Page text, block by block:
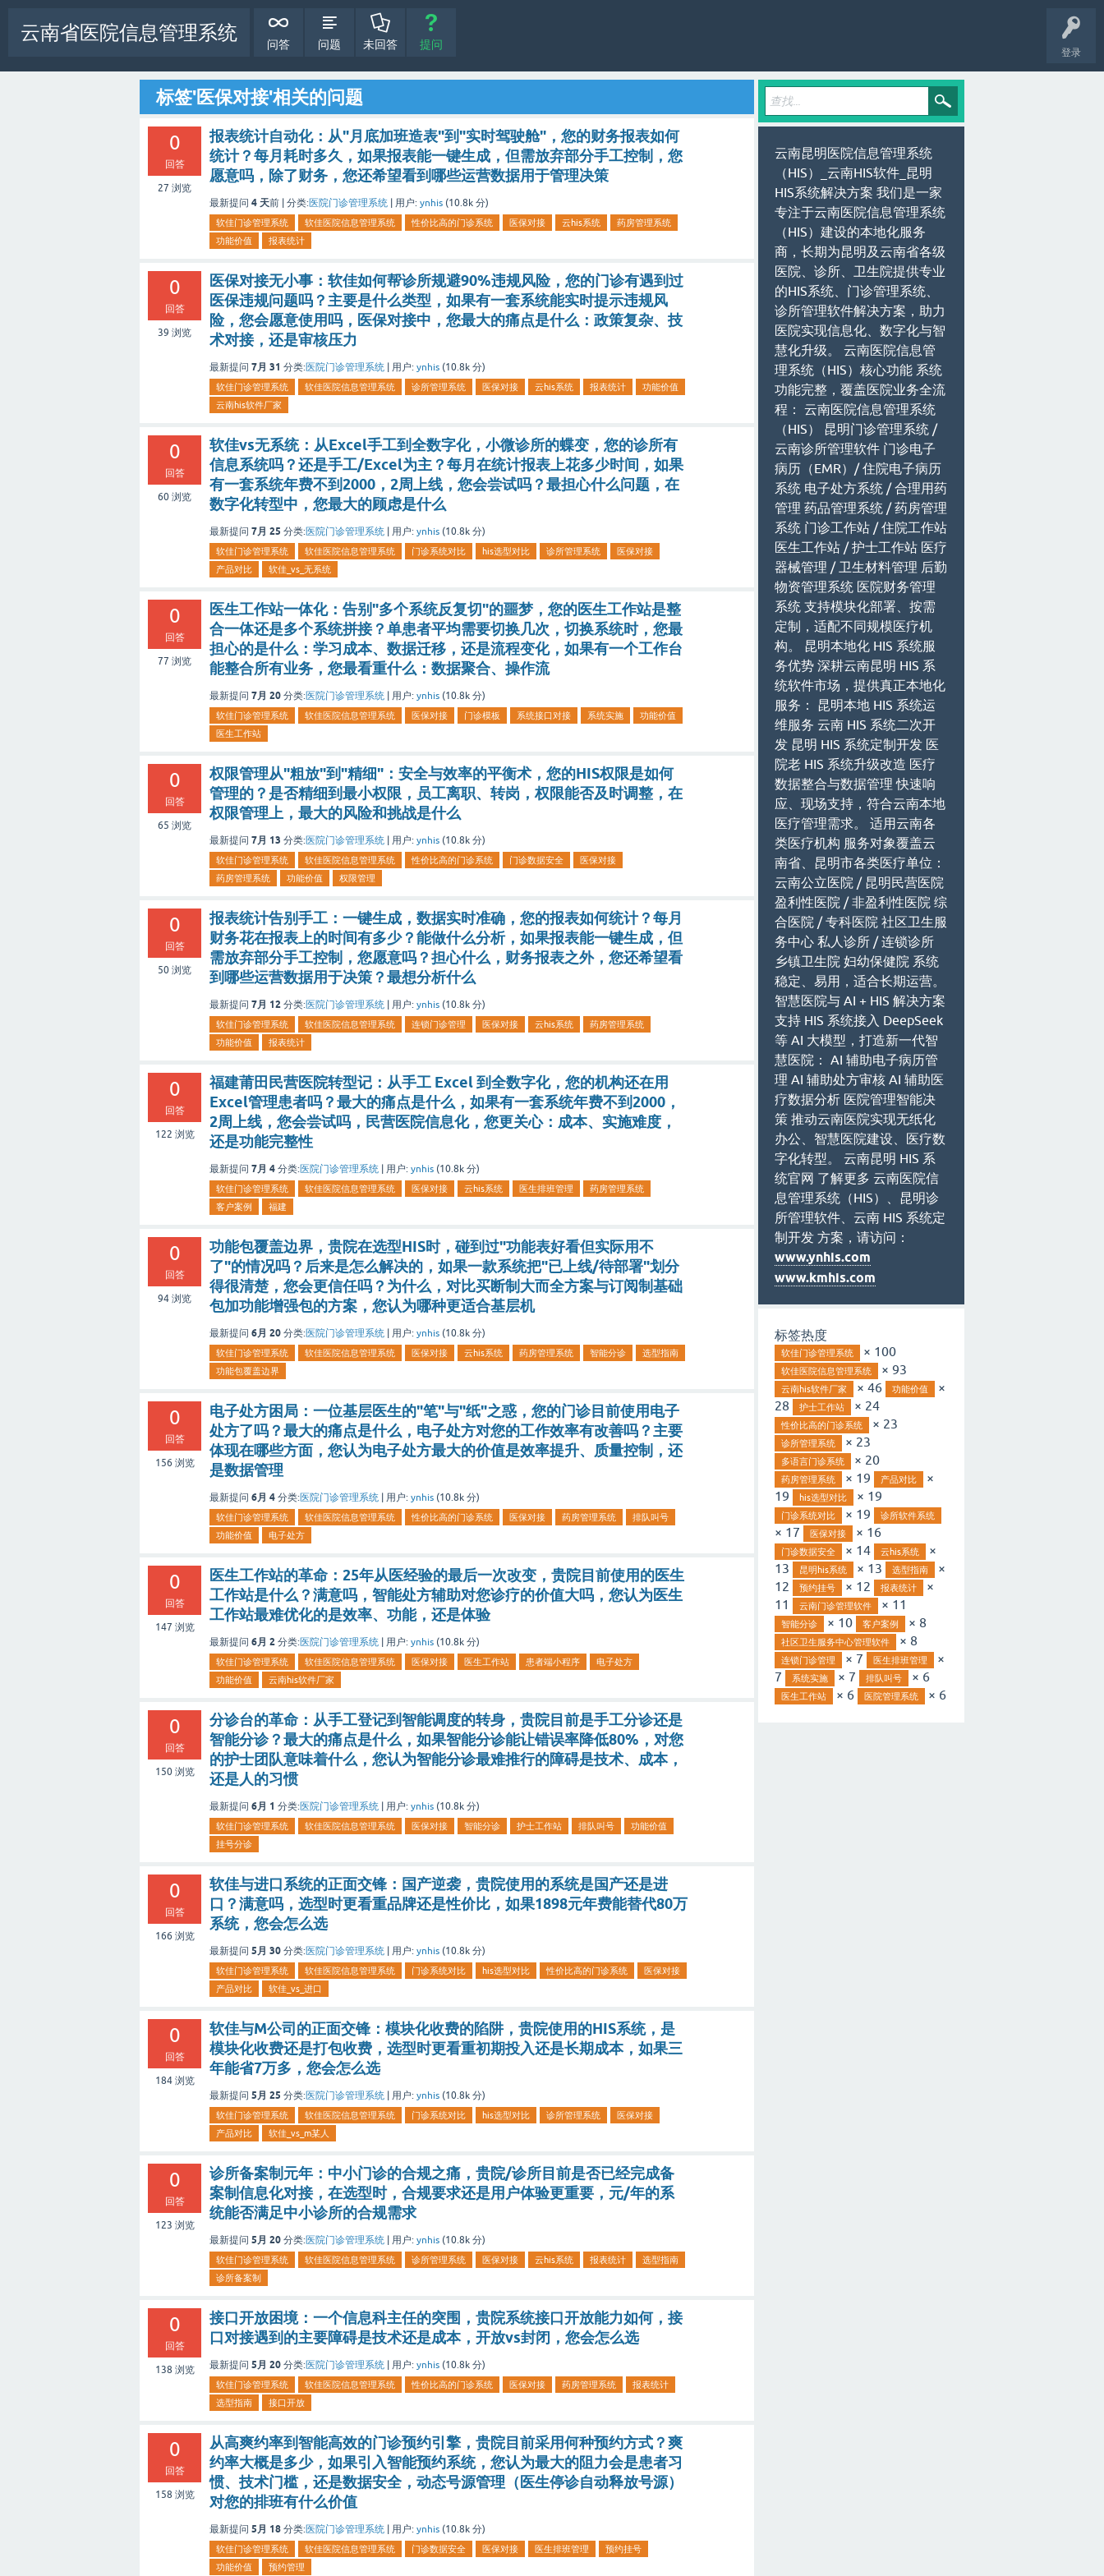
登录
云南省医院信息管理系统
问答 问题 未回答 提问
标签'医保对接'相关的问题
0
回答
27 浏览
报表统计自动化：从"月底加班造表"到"实时驾驶舱"，您的财务报表如何
统计？每月耗时多久，如果报表能一键生成，但需放弃部分手工控制，您
愿意吗，除了财务，您还希望看到哪些运营数据用于管理决策
最新提问 4 天前 | 分类:医院门诊管理系统 用户: ynhis (10.8k 分)
软佳门诊管理系统 软佳医院信息管理系统 性价比高的门诊系统 医保对接 云his系统
药房管理系统
功能价值
报表统计
0
回答
39 浏览
医保对接无小事：软佳如何帮诊所规避90%违规风险，您的门诊有遇到过
医保违规问题吗？主要是什么类型，如果有一套系统能实时提示违规风
险，您会愿意使用吗，医保对接中，您最大的痛点是什么：政策复杂、技
术对接，还是审核压力
最新提问 7月 31 分类:医院门诊管理系统 用户: ynhis (10.8k 分)
软佳门诊管理系统 软佳医院信息管理系统 诊所管理系统 医保对接 云his系统 报表统计
功能价值
云南his软件厂家
0
回答
60 浏览
软佳vs无系统：从Excel手工到全数字化，小微诊所的蝶变，您的诊所有
信息系统吗？还是手工/Excel为主？每月在统计报表上花多少时间，如果
有一套系统年费不到2000，2周上线，您会尝试吗？最担心什么问题，在
数字化转型中，您最大的顾虑是什么
最新提问 7月 25 分类:医院门诊管理系统 用户: ynhis (10.8k 分)
软佳门诊管理系统 软佳医院信息管理系统 门诊系统对比 his选型对比 诊所管理系统
医保对接
产品对比
软佳_vs_无系统
0
回答
77 浏览
医生工作站一体化：告别"多个系统反复切"的噩梦，您的医生工作站是整
合一体还是多个系统拼接？单患者平均需要切换几次，切换系统时，您最
担心的是什么：学习成本、数据迁移，还是流程变化，如果有一个工作台
能整合所有业务，您最看重什么：数据聚合、操作流
最新提问 7月 20 分类:医院门诊管理系统 | 用户: ynhis (10.8k 分)
软佳门诊管理系统 软佳医院信息管理系统 医保对接 门诊模板 系统接口对接 系统实施
功能价值
医生工作站
0
回答
65 浏览
权限管理从"粗放"到"精细"：安全与效率的平衡术，您的HIS权限是如何
管理的？是否精细到最小权限，员工离职、转岗，权限能否及时调整，在
权限管理上，最大的风险和挑战是什么
最新提问 7月 13 分类:医院门诊管理系统 | 用户: ynhis (10.8k 分)
软佳门诊管理系统 软佳医院信息管理系统 性价比高的门诊系统 门诊数据安全
医保对接
药房管理系统
功能价值 权限管理
0
回答
50 浏览
报表统计告别手工：一键生成，数据实时准确，您的报表如何统计？每月
财务花在报表上的时间有多少？能做什么分析，如果报表能一键生成，但
需放弃部分手工控制，您愿意吗？担心什么，财务报表之外，您还希望看
到哪些运营数据用于决策？最想分析什么
最新提问 7月 12 分类:医院门诊管理系统 | 用户: ynhis (10.8k 分)
软佳门诊管理系统 软佳医院信息管理系统 连锁门诊管理 医保对接 云his系统
药房管理系统
功能价值
报表统计
0
回答
122 浏览
福建莆田民营医院转型记：从手工 Excel 到全数字化，您的机构还在用
Excel管理患者吗？最大的痛点是什么，如果有一套系统年费不到2000，
2周上线，您会尝试吗，民营医院信息化，您更关心：成本、实施难度，
还是功能完整性
最新提问 7月 4 分类:医院门诊管理系统 | 用户: ynhis (10.8k 分)
软佳门诊管理系统 软佳医院信息管理系统 医保对接 云his系统 医生排班管理
药房管理系统
客户案例
福建
0
回答
94 浏览
功能包覆盖边界，贵院在选型HIS时，碰到过"功能表好看但实际用不
了"的情况吗？后来是怎么解决的，如果一款系统把"已上线/待部署"划分
得很清楚，您会更信任吗？为什么，对比买断制大而全方案与订阅制基础
包加功能增强包的方案，您认为哪种更适合基层机
最新提问 6月 20 分类:医院门诊管理系统 | 用户: ynhis (10.8k 分)
软佳门诊管理系统 软佳医院信息管理系统 医保对接 云his系统 药房管理系统 智能分诊
选型指南
功能包覆盖边界
0
回答
156 浏览
电子处方困局：一位基层医生的"笔"与"纸"之惑，您的门诊目前使用电子
处方了吗？最大的痛点是什么，电子处方对您的工作效率有改善吗？主要
体现在哪些方面，您认为电子处方最大的价值是效率提升、质量控制，还
是数据管理
最新提问 6月 4 分类:医院门诊管理系统 | 用户: ynhis (10.8k 分)
软佳门诊管理系统 软佳医院信息管理系统 性价比高的门诊系统 医保对接 药房管理系统
排队叫号
功能价值
电子处方
0
回答
147 浏览
医生工作站的革命：25年从医经验的最后一次改变，贵院目前使用的医生
工作站是什么？满意吗，智能处方辅助对您诊疗的价值大吗，您认为医生
工作站最难优化的是效率、功能，还是体验
最新提问 6月 2 分类:医院门诊管理系统 | 用户: ynhis (10.8k 分)
软佳门诊管理系统 软佳医院信息管理系统 医保对接 医生工作站 患者端小程序
电子处方
功能价值
云南his软件厂家
0
回答
150浏览
分诊台的革命：从手工登记到智能调度的转身，贵院目前是手工分诊还是
智能分诊？最大的痛点是什么，如果智能分诊能让错误率降低80%，对您
的护士团队意味着什么，您认为智能分诊最难推行的障碍是技术、成本，
还是人的习惯
最新提问 6月 1 分类:医院门诊管理系统 | 用户: ynhis (10.8k 分)
软佳门诊管理系统 软佳医院信息管理系统 医保对接 智能分诊 护士工作站 排队叫号
功能价值
挂号分诊
0
回答
166 浏览
软佳与进口系统的正面交锋：国产逆袭，贵院使用的系统是国产还是进
口？满意吗，选型时更看重品牌还是性价比，如果1898元年费能替代80万
系统，您会怎么选
最新提问 5月 30 分类:医院门诊管理系统 | 用户: ynhis (10.8k 分)
软佳门诊管理系统 软佳医院信息管理系统 门诊系统对比 his选型对比 性价比高的门诊系统
医保对接
产品对比
软佳_vs_进口
0
回答
184浏览
软佳与M公司的正面交锋：模块化收费的陷阱，贵院使用的HIS系统，是
模块化收费还是打包收费，选型时更看重初期投入还是长期成本，如果三
年能省7万多，您会怎么选
最新提问 5月 25 分类:医院门诊管理系统 | 用户: ynhis (10.8k 分)
软佳门诊管理系统 软佳医院信息管理系统 门诊系统对比 his选型对比 诊所管理系统
医保对接
产品对比
软佳_vs_m某人
0
回答
123 浏览
诊所备案制元年：中小门诊的合规之痛，贵院/诊所目前是否已经完成备
案制信息化对接，在选型时，合规要求还是用户体验更重要，元/年的系
统能否满足中小诊所的合规需求
最新提问 5月 20 分类:医院门诊管理系统 | 用户: ynhis (10.8k 分)
软佳门诊管理系统 软佳医院信息管理系统 诊所管理系统 医保对接 云his系统 报表统计
选型指南
诊所备案制
0
回答
138 浏览
接口开放困境：一个信息科主任的突围，贵院系统接口开放能力如何，接
口对接遇到的主要障碍是技术还是成本，开放vs封闭，您会怎么选
最新提问 5月 20 分类:医院门诊管理系统 | 用户: ynhis (10.8k 分)
软佳门诊管理系统 软佳医院信息管理系统 性价比高的门诊系统 医保对接 药房管理系统
报表统计
选型指南
接口开放
0
回答
158 浏览
从高爽约率到智能高效的门诊预约引擎，贵院目前采用何种预约方式？爽
约率大概是多少，如果引入智能预约系统，您认为最大的阻力会是患者习
惯、技术门槛，还是数据安全，动态号源管理（医生停诊自动释放号源）
对您的排班有什么价值
最新提问 5月 18 分类:医院门诊管理系统 | 用户: ynhis (10.8k 分)
软佳门诊管理系统 软佳医院信息管理系统 门诊数据安全 医保对接 医生排班管理
预约挂号
功能价值
预约管理
云南昆明医院信息管理系统
（HIS）_云南HIS软件_昆明
HIS系统解决方案 我们是一家
专注于云南医院信息管理系统
（HIS）建设的本地化服务
商，长期为昆明及云南省各级
医院、诊所、卫生院提供专业
的HIS系统、门诊管理系统、
诊所管理软件解决方案，助力
医院实现信息化、数字化与智
慧化升级。 云南医院信息管
理系统（HIS）核心功能 系统
功能完整，覆盖医院业务全流
程： 云南医院信息管理系统
（HIS） 昆明门诊管理系统 /
云南诊所管理软件 门诊电子
病历（EMR）/ 住院电子病历
系统 电子处方系统 / 合理用药
管理 药品管理系统 / 药房管理
系统 门诊工作站 / 住院工作站
医生工作站 / 护士工作站 医疗
器械管理 / 卫生材料管理 后勤
物资管理系统 医院财务管理
系统 支持模块化部署、按需
定制，适配不同规模医疗机
构。 昆明本地化 HIS 系统服
务优势 深耕云南昆明 HIS 系
统软件市场，提供真正本地化
服务： 昆明本地 HIS 系统运
维服务 云南 HIS 系统二次开
发 昆明 HIS 系统定制开发 医
院老 HIS 系统升级改造 医疗
数据整合与数据管理 快速响
应、现场支持，符合云南本地
医疗管理需求。 适用云南各
类医疗机构 服务对象覆盖云
南省、昆明市各类医疗单位：
云南公立医院 / 昆明民营医院
盈利性医院 / 非盈利性医院 综
合医院 / 专科医院 社区卫生服
务中心 私人诊所 / 连锁诊所
乡镇卫生院 妇幼保健院 系统
稳定、易用，适合长期运营。
智慧医院与 AI + HIS 解决方案
支持 HIS 系统接入 DeepSeek
等 AI 大模型，打造新一代智
慧医院： AI 辅助电子病历管
理 AI 辅助处方审核 AI 辅助医
疗数据分析 医院管理智能决
策 推动云南医院实现无纸化
办公、智慧医院建设、医疗数
字化转型。 云南昆明 HIS 系
统官网 了解更多 云南医院信
息管理系统（HIS）、昆明诊
所管理软件、云南 HIS 系统定
制开发 方案，请访问：
www.ynhis.com
www.kmhis.com
标签热度
软佳门诊管理系统 × 100
软佳医院信息管理系统 × 93
云南his软件厂家 × 46 功能价值
×
28
护士工作站 × 24
性价比高的门诊系统 × 23
诊所管理系统 × 23
多语言门诊系统 × 20
药房管理系统 × 19 产品对比
×
19
his选型对比 × 19
门诊系统对比 × 19 诊所软件系统
× 17 医保对接 × 16
门诊数据安全 × 14 云his系统
×
13
昆明his系统 × 13 选型指南
×
12
预约挂号 × 12 报表统计
×
11
云南门诊管理软件 × 11
智能分诊 × 10 客户案例 × 8
社区卫生服务中心管理软件 × 8
连锁门诊管理 × 7 医生排班管理
×
7
系统实施 × 7 排队叫号 × 6
医生工作站 × 6 医院管理系统 × 6